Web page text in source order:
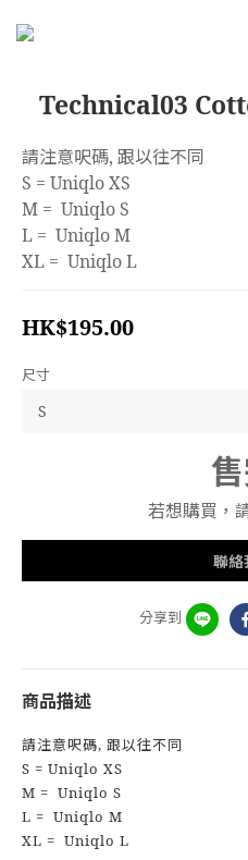
Technical03
請注意呎碼, 跟以往不同
S = Uniqlo XS
M =  Uniqlo S
L =  Uniqlo M
XL =  Uniqlo L
HK$195.00
尺寸
若想購買，
聯絡
分享到
商品描述
請注意呎碼, 跟以往不同
S = Uniqlo XS
M = Uniqlo S
L = Uniqlo M
XL = Uniqlo L